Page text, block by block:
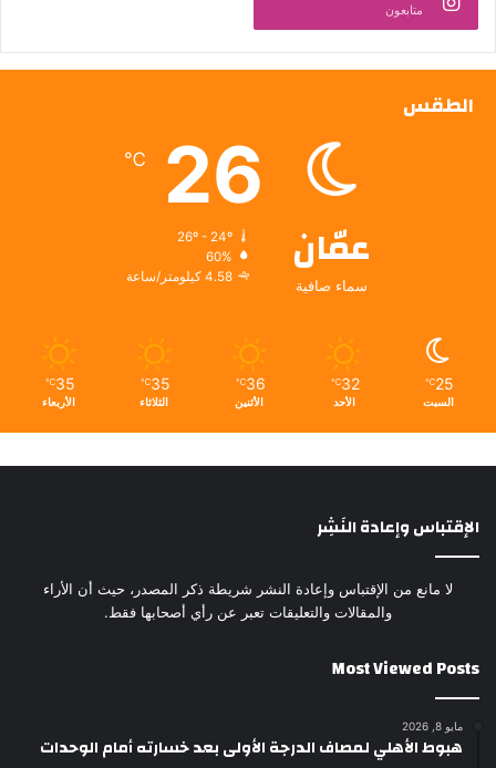
متابعون
الطقس
عمّان
سماء صافية
26
℃
26º - 24º
60%
4.58 كيلومتر/ساعة
25
℃
السبت
32
℃
الأحد
36
℃
الأثنين
35
℃
الثلاثاء
35
℃
الأربعاء
الإقتباس وإعادة النَشِر
لا مانع من الإقتباس وإعادة النشر شريطة ذكر المصدر، حيث أن الأراء
والمقالات والتعليقات تعبر عن رأي أصحابها فقط.
Most Viewed Posts
مايو 8, 2026
هبوط الأهلي لمصاف الدرجة الأولى بعد خسارته أمام الوحدات